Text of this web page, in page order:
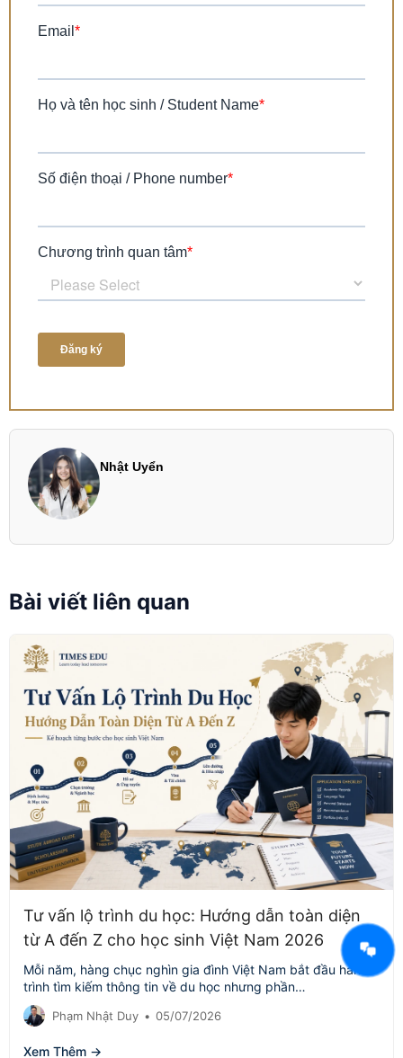
Nhật Uyển
Bài viết liên quan
Tư vấn lộ trình du học: Hướng dẫn toàn diện
từ A đến Z cho học sinh Việt Nam 2026
Mỗi năm, hàng chục nghìn gia đình Việt Nam bắt đầu hành
trình tìm kiếm thông tin về du học nhưng phần…
Phạm Nhật Duy • 05/07/2026
Xem Thêm →